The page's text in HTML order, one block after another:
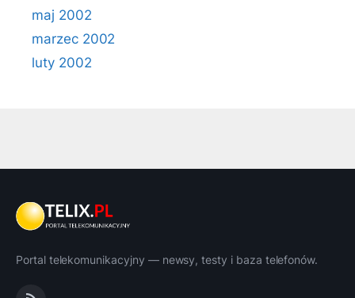
maj 2002
marzec 2002
luty 2002
Portal telekomunikacyjny — newsy, testy i baza telefonów.